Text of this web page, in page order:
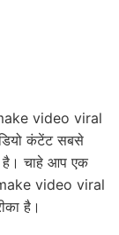
video viral
कंटेंट सबसे
है। चाहे आप एक
make video viral
है।